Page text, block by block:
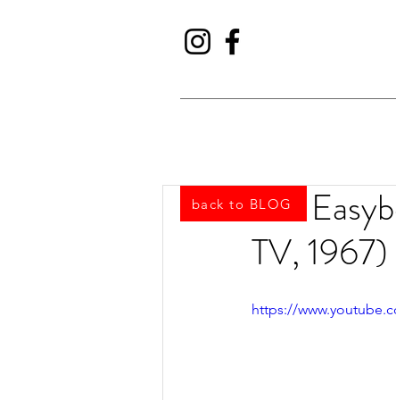
The
TV, 1967)
https://
back to BLOG